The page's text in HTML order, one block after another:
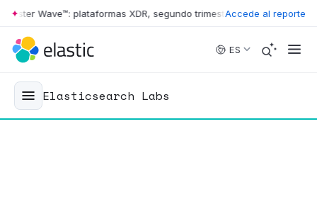
Skip to main content
Wave™: plataformas XDR, segundo trimestre de 2026 • The
Accede al reporte
ES
Elasticsearch Labs